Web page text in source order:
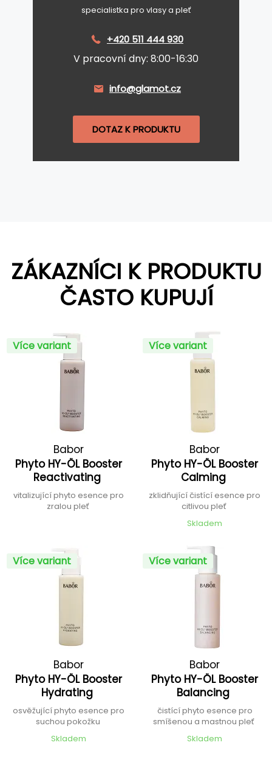
specialistka pro vlasy a pleť
+420 511 444 930
V pracovní dny: 8:00-16:30
info@glamot.cz
DOTAZ K PRODUKTU
ZÁKAZNÍCI K PRODUKTU
ČASTO KUPUJÍ
Více variant
Babor
Phyto HY-ÖL Booster
Reactivating
vitalizující phyto esence pro
zralou pleť
Více variant
Babor
Phyto HY-ÖL Booster
Calming
zklidňující čistící esence pro
citlivou pleť
Skladem
Více variant
Babor
Phyto HY-ÖL Booster
Hydrating
osvěžující phyto esence pro
suchou pokožku
Skladem
Více variant
Babor
Phyto HY-ÖL Booster
Balancing
čistící phyto esence pro
smíšenou a mastnou pleť
Skladem